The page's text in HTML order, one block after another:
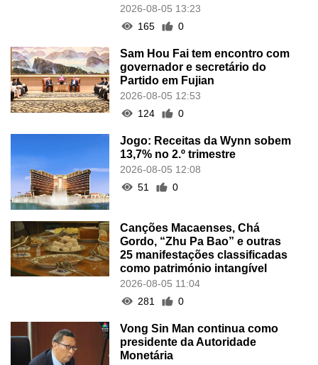
2026-08-05 13:23
165
0
Sam Hou Fai tem encontro com
governador e secretário do
Partido em Fujian
2026-08-05 12:53
124
0
Jogo: Receitas da Wynn sobem
13,7% no 2.º trimestre
2026-08-05 12:08
51
0
Canções Macaenses, Chá
Gordo, “Zhu Pa Bao” e outras
25 manifestações classificadas
como património intangível
2026-08-05 11:04
281
0
Vong Sin Man continua como
presidente da Autoridade
Monetária